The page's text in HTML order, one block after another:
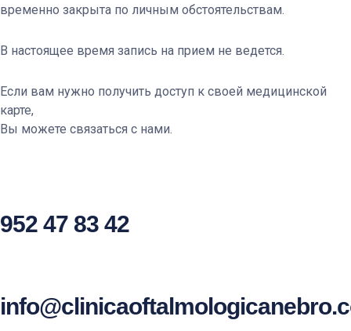
временно закрыта по личным обстоятельствам.
В настоящее время запись на прием не ведется.
Если вам нужно получить доступ к своей медицинской
карте,
Вы можете связаться с нами.
952 47 83 42